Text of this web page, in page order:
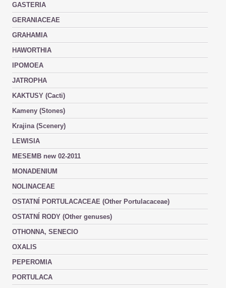
GASTERIA
GERANIACEAE
GRAHAMIA
HAWORTHIA
IPOMOEA
JATROPHA
KAKTUSY (Cacti)
Kameny (Stones)
Krajina (Scenery)
LEWISIA
MESEMB new 02-2011
MONADENIUM
NOLINACEAE
OSTATNÍ PORTULACACEAE (Other Portulacaceae)
OSTATNÍ RODY (Other genuses)
OTHONNA, SENECIO
OXALIS
PEPEROMIA
PORTULACA